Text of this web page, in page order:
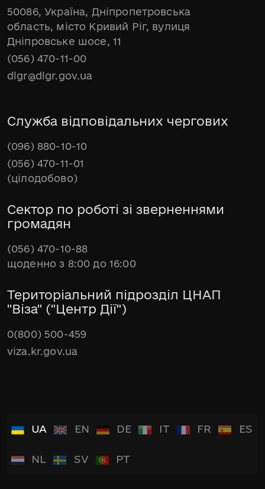
50086, Україна, Дніпропетровська
область, місто Кривий Ріг, вулиця
Дніпровське шосе, 11
(056) 470-11-00
dlgr@dlgr.gov.ua
Служба відповідальних чергових
(096) 880-10-10
(056) 470-11-01
(цілодобово)
Сектор по роботі зі зверненнями
громадян
(056) 470-10-88
щоденно з 8:00 до 16:00
Територіальний підрозділ ЦНАП
"Віза" ("Центр Дії")
0(800) 500-459
viza.kr.gov.ua
UA EN DE IT FR ES
NL SV PT